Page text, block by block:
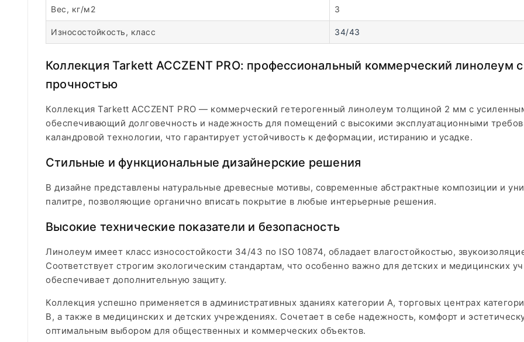
Вес, кг/м2 3
Износостойкость, класс 34/43
Коллекция Tarkett ACCZENT PRO: профессиональный коммерческий линолеум
прочностью
Коллекция Tarkett ACCZENT PRO — коммерческий гетерогенный линолеум толщиной 2 мм с
обеспечивающий долговечность и надежность для помещений с высокими эксплуатационными
каландровой технологии, что гарантирует устойчивость к деформации, истиранию и усадке.
Стильные и функциональные дизайнерские решения
В дизайне представлены натуральные древесные мотивы, современные абстрактные композиции и
палитре, позволяющие органично вписать покрытие в любые интерьерные решения.
Высокие технические показатели и безопасность
Линолеум имеет класс износостойкости 34/43 по ISO 10874, обладает влагостойкостью,
Соответствует строгим экологическим стандартам, что особенно важно для детских и медицинских
обеспечивает дополнительную защиту.
Коллекция успешно применяется в административных зданиях категории А, торговых центрах
В, а также в медицинских и детских учреждениях. Сочетает в себе надежность, комфорт и
оптимальным выбором для общественных и коммерческих объектов.